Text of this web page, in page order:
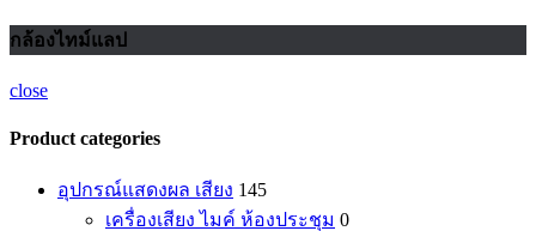
กล้องไทม์แลป
close
Product categories
อุปกรณ์แสดงผล เสียง 145
เครื่องเสียง ไมค์ ห้องประชุม 0